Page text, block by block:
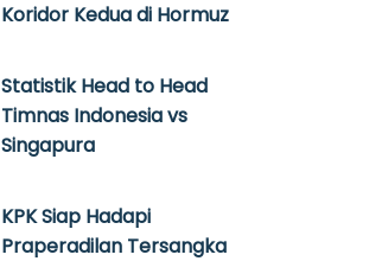
Koridor Kedua di Hormuz
Statistik Head to Head
Timnas Indonesia vs
Singapura
KPK Siap Hadapi
Praperadilan Tersangka